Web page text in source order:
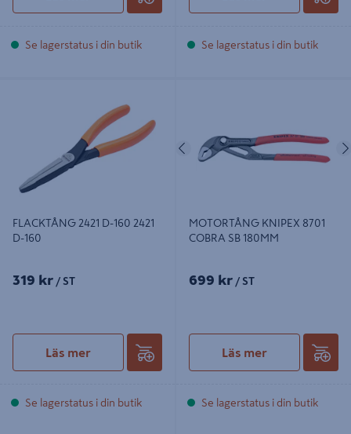
Se lagerstatus i din butik Se lagerstatus i din butik
FLACKTÅNG 2421 D-160 2421
D-160
319 kr / ST
Läs mer
Se lagerstatus i din butik
Föregående
MOTORTÅNG KNIPEX 8701
COBRA SB 180MM
699 kr / ST
Läs mer
Se lagerstatus i din butik